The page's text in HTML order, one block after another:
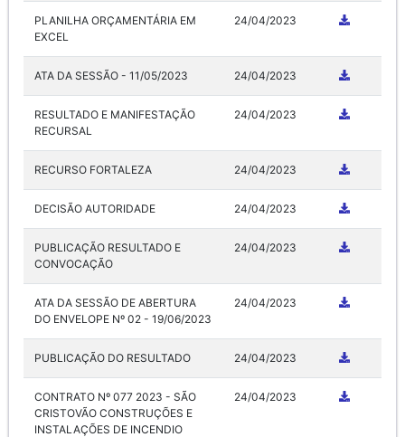
PLANILHA ORÇAMENTÁRIA EM
EXCEL
24/04/2023
ATA DA SESSÃO - 11/05/2023 24/04/2023
RESULTADO E MANIFESTAÇÃO
RECURSAL
24/04/2023
RECURSO FORTALEZA 24/04/2023
DECISÃO AUTORIDADE 24/04/2023
PUBLICAÇÃO RESULTADO E
CONVOCAÇÃO
24/04/2023
ATA DA SESSÃO DE ABERTURA
DO ENVELOPE Nº 02 - 19/06/2023
24/04/2023
PUBLICAÇÃO DO RESULTADO 24/04/2023
CONTRATO Nº 077 2023 - SÃO
CRISTOVÃO CONSTRUÇÕES E
INSTALAÇÕES DE INCENDIO
24/04/2023